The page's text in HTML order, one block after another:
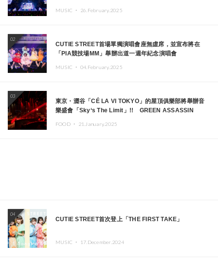
MUSIC ・ 26.February.2025
02
CUTIE STREET首場單獨演唱會座無虛席，並宣布將在
「PIA競技場MM」舉辦出道一週年紀念演唱會
MUSIC ・ 04.February.2025
03
東京・澀谷「CÉ LA VI TOKYO」的屋頂俱樂部將舉辦音
樂盛會「Sky‘s The Limit」!! GREEN ASSASSIN
本頂尖DJ及創作者齊聚一堂
FOOD ・ 21.January.2025
04
CUTIE STREET首次登上「THE FIRST TAKE」
MUSIC ・ 17.December.2024